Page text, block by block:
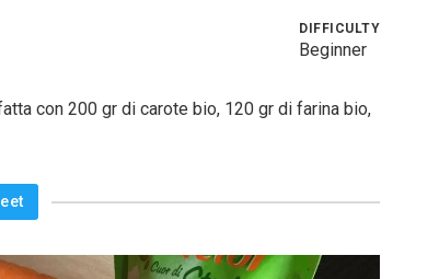
DIFFICULTY
Beginner
con 200 gr di carote bio, 120 gr di farina bio,